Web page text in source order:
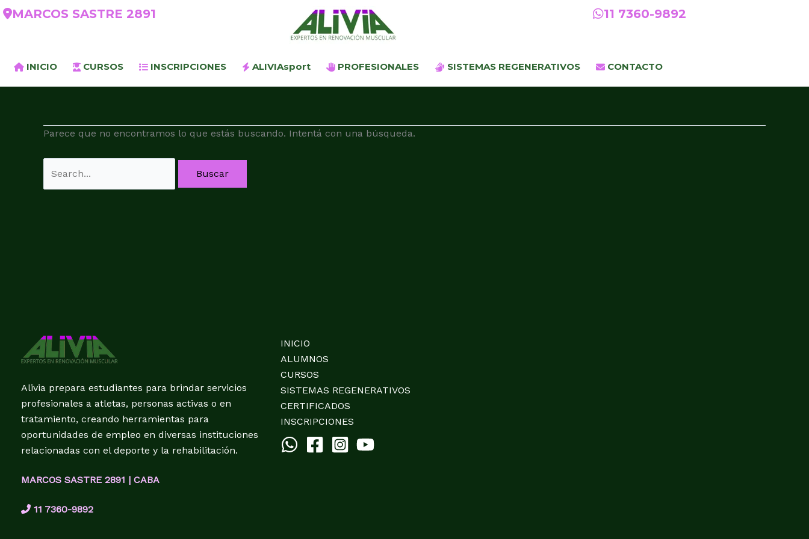
MARCOS SASTRE 2891 11 7360-9892
INICIO CURSOS INSCRIPCIONES ALIVIAsport PROFESIONALES SISTEMAS REGENERATIVOS CONTACTO
Parece que no encontramos lo que estás buscando. Intentá con una búsqueda.
Buscar
Alivia prepara estudiantes para brindar servicios
profesionales a atletas, personas activas o en
tratamiento, creando herramientas para
oportunidades de empleo en diversas instituciones
relacionadas con el deporte y la rehabilitación.
MARCOS SASTRE 2891 | CABA
11 7360-9892
INICIO
ALUMNOS
CURSOS
SISTEMAS REGENERATIVOS
CERTIFICADOS
INSCRIPCIONES